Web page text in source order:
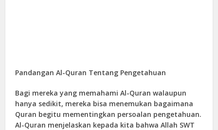
PandanganAl-Quran Tentang Pengetahuan
Bagi mereka yang memahami Al-Quran walaupun
hanya sedikit, mereka bisa menemukan bagaimana
Quran begitu mementingkan persoalan pengetahuan.
Al-Quran menjelaskan kepada kita bahwa Allah SWT